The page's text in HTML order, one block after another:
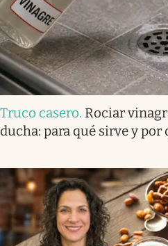
Truco casero. Rociar
ducha: para qué sirve y por